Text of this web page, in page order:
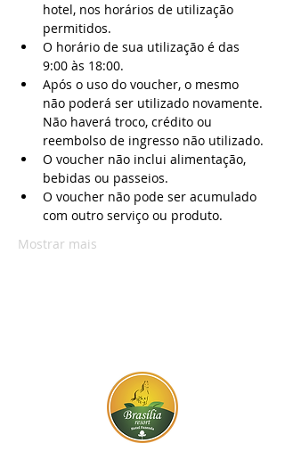
hotel, nos horários de utilização
permitidos.
O horário de sua utilização é das
9:00 às 18:00.
Após o uso do voucher, o mesmo
não poderá ser utilizado novamente.
Não haverá troco, crédito ou
reembolso de ingresso não utilizado.
O voucher não inclui alimentação,
bebidas ou passeios.
O voucher não pode ser acumulado
com outro serviço ou produto.
Mostrar mais